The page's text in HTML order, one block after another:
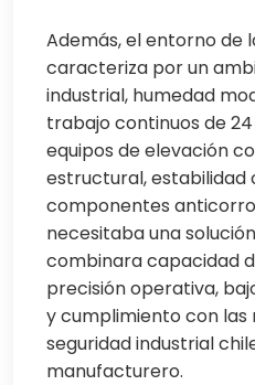
Además, el entorno de
caracteriza por un
industrial, humedad
trabajo continuos de
equipos de elevación
estructural, estabilidad
componentes
necesitaba una
combinara capacidad
precisión operativa,
y cumplimiento con las
seguridad industrial
manufacturero.